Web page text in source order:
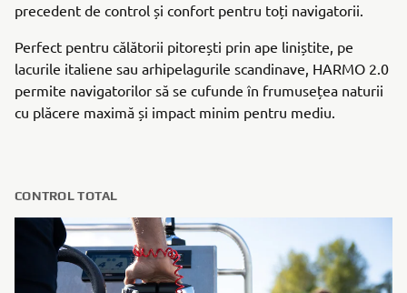
precedent de control și confort pentru toți navigatorii.
Perfect pentru călătorii pitorești prin ape liniștite, pe
lacurile italiene sau arhipelagurile scandinave, HARMO 2.0
permite navigatorilor să se cufunde în frumusețea naturii
cu plăcere maximă și impact minim pentru mediu.
CONTROL TOTAL